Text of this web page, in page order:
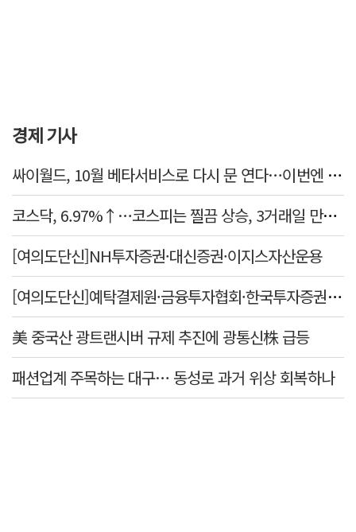
경제 기사
싸이월드, 10월 베타서비스로 다시 문 연다…이번엔 진짜 부활할까
코스닥, 6.97%↑…코스피는 찔끔 상승, 3거래일 만에 반등
[여의도단신]NH투자증권·대신증권·이지스자산운용
[여의도단신]예탁결제원·금융투자협회·한국투자증권·미래에셋증권
美 중국산 광트랜시버 규제 추진에 광통신株 급등
패션업계 주목하는 대구… 동성로 과거 위상 회복하나